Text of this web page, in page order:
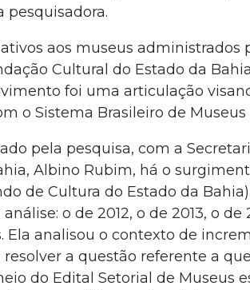
pesquisadora.
aos museus administrados
Cultural do Estado da
foi uma articulação
o Sistema Brasileiro de Museus
pela pesquisa, com a
Albino Rubim, há o
de Cultura do Estado da
o de 2012, o de 2013, o
Ela analisou o contexto de
a questão referente a
do Edital Setorial de Museus